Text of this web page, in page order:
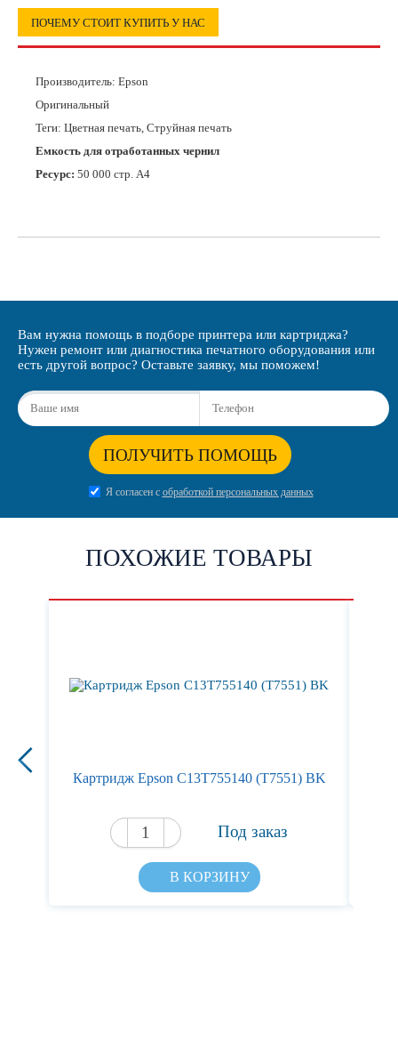
ПОЧЕМУ СТОИТ КУПИТЬ У НАС
Производитель: Epson
Оригинальный
Теги: Цветная печать, Струйная печать
Емкость для отработанных чернил
Ресурс: 50 000 стр. А4
Вам нужна помощь в подборе принтера или картриджа?
Нужен ремонт или диагностика печатного оборудования или
есть другой вопрос? Оставьте заявку, мы поможем!
ПОЛУЧИТЬ ПОМОЩЬ
Я согласен с обработкой персональных данных
ПОХОЖИЕ ТОВАРЫ
Картридж Epson C13T755140 (T7551) BK
Под заказ
В КОРЗИНУ